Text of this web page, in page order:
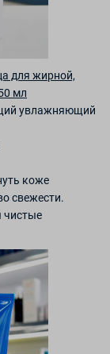
для жирной,
мл
увлажняющий
коже
свежести.
чистые